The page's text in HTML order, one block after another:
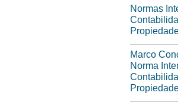
Normas
Marco
Norma